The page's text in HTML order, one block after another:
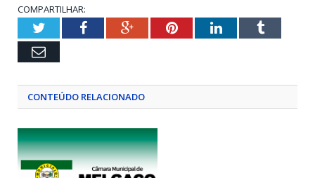
COMPARTILHAR:
TwitterFacebookGoogle+PinterestLinkedInTumblr
Email
CONTEÚDO RELACIONADO